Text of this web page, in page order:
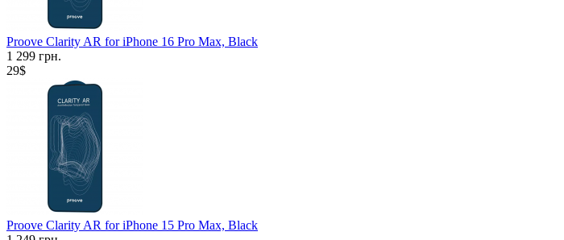
Proove Clarity AR for iPhone 16 Pro Max, Black
1 299 грн.
29$
Proove Clarity AR for iPhone 15 Pro Max, Black